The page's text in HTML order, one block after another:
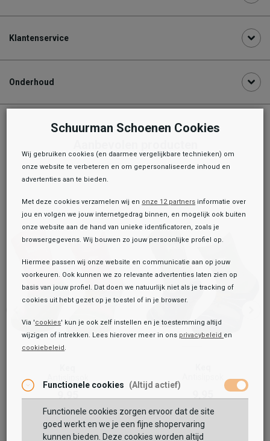
Onze winkelvoorraad
KIDS Classic Vans Crew B
54,99
19,99
Maat:
Klantenservice
Onderhoud
Toegevoegd aan je winkeltas!
Schuurman Schoenen Cookies
Wij gebruiken cookies (en daarmee vergelijkbare technieken) om
onze website te verbeteren en om gepersonaliseerde inhoud en
advertenties aan te bieden.
Met deze cookies verzamelen wij en onze 12 partners informatie over
jou en volgen we jouw internetgedrag binnen, en mogelijk ook buiten
onze website aan de hand van unieke identificatoren, zoals je
browsergegevens. Wij bouwen zo jouw persoonlijke profiel op.
Hiermee passen wij onze website en communicatie aan op jouw
voorkeuren. Ook kunnen we zo relevante advertenties laten zien op
basis van jouw profiel. Dat doen we natuurlijk niet als je tracking of
cookies uit hebt gezet op je toestel of in je browser.
Via 'cookies' kun je ook zelf instellen en je toestemming altijd
wijzigen of intrekken. Lees hierover meer in ons privacybeleid en
cookiebeleid.
Functionele cookies (Altijd actief)
Functionele cookies zorgen ervoor dat de site
goed werkt en we je een fijne shopervaring
kunnen bieden. Deze cookies worden altijd